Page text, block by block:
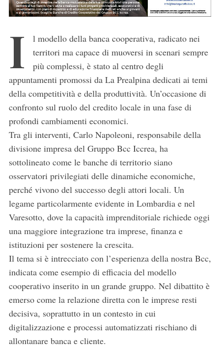
I
l modello della banca cooperativa, radicato nei
territori ma capace di muoversi in scenari sempre
più complessi, è stato al centro degli
appuntamenti promossi da La Prealpina dedicati ai temi
della competitività e della produttività. Un’occasione di
confronto sul ruolo del credito locale in una fase di
profondi cambiamenti economici.
Tra gli interventi, Carlo Napoleoni, responsabile della
divisione impresa del Gruppo Bcc Iccrea, ha
sottolineato come le banche di territorio siano
osservatori privilegiati delle dinamiche economiche,
perché vivono del successo degli attori locali. Un
legame particolarmente evidente in Lombardia e nel
Varesotto, dove la capacità imprenditoriale richiede oggi
una maggiore integrazione tra imprese, finanza e
istituzioni per sostenere la crescita.
Il tema si è intrecciato con l’esperienza della nostra Bcc,
indicata come esempio di efficacia del modello
cooperativo inserito in un grande gruppo. Nel dibattito è
emerso come la relazione diretta con le imprese resti
decisiva, soprattutto in un contesto in cui
digitalizzazione e processi automatizzati rischiano di
allontanare banca e cliente.